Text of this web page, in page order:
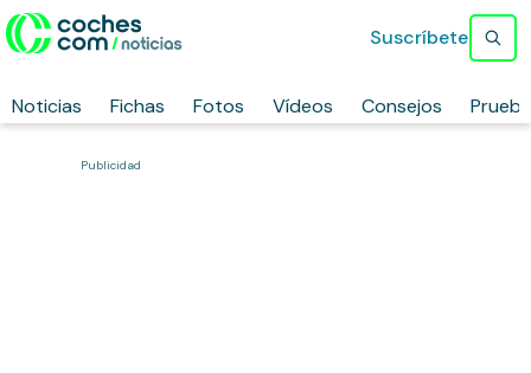
Noticias Fichas Fotos Vídeos Consejos
Suscríbete
Publicidad